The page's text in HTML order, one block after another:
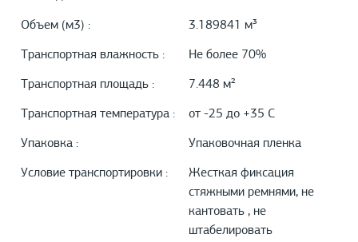
Объем (м3) : 3.189841 м³
Транспортная влажность : Не более 70%
Транспортная площадь : 7.448 м²
Транспортная температура : от -25 до +35 С
Упаковка : Упаковочная пленка
Условие транспортировки :
Жесткая фиксация
стяжными ремнями, не
кантовать , не
штабелировать